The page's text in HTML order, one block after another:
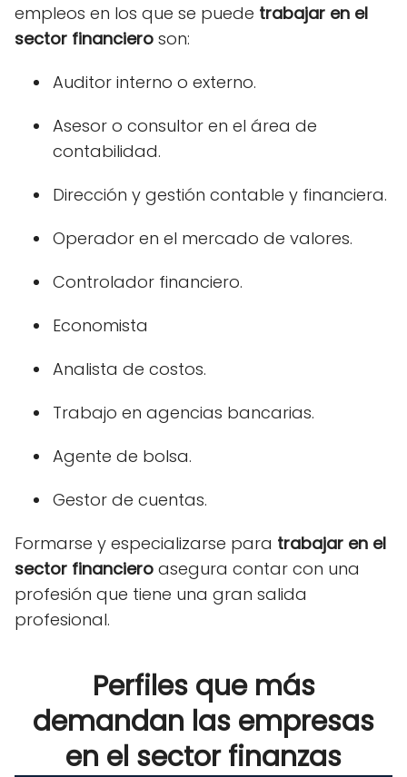
empleos en los que se puede trabajar en el
sector financiero son:
Auditor interno o externo.
Asesor o consultor en el área de
contabilidad.
Dirección y gestión contable y financiera.
Operador en el mercado de valores.
Controlador financiero.
Economista
Analista de costos.
Trabajo en agencias bancarias.
Agente de bolsa.
Gestor de cuentas.
Formarse y especializarse para trabajar en el
sector financiero asegura contar con una
profesión que tiene una gran salida
profesional.
Perfiles que más
demandan las empresas
en el sector finanzas